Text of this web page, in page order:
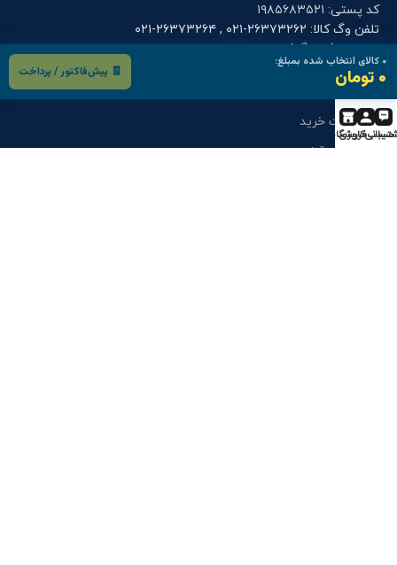
۰ کالای انتخاب شده بمبلغ:
۰ تومان 🧾 پیش‌فاکتور / پرداخت
کد پستی: ۱۹۸۵۶۸۳۵۲۱
تلفن وگ کالا: ۲۶۳۷۳۲۶۲-۰۲۱ , ۲۶۳۷۳۲۶۴-۰۲۱
موبایل دفتر وگ کالا: ۰۹۰۰۱۲۲۷۹۱۴
فرم های کاربری
درخواست خرید
درخواست قطعه
حساب کاربری
فروشگاه